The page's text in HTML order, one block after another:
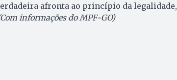
afronta ao princípio da legalidade,
informações do MPF-GO)